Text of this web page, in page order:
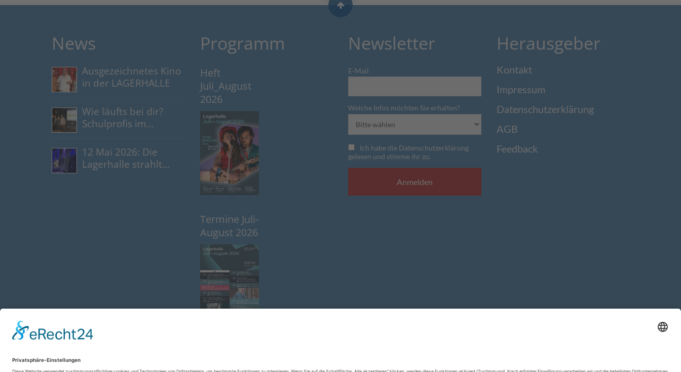
News
Ausgezeichnetes Kino
in der LAGERHALLE
Wie läufts bei dir?
Schulprofis im
12 Mai 2026: Die
Lagerhalle strahlt
Programm
Heft
Juli_August
2026
Termine Juli-
August 2026
Newsletter
E-Mail
Welche Infos möchten Sie erhalten?
Ich habe die Datenschutzerklärung
gelesen und stimme ihr zu.
Herausgeber
Kontakt
Impressum
Datenschutzerklärung
AGB
Feedback